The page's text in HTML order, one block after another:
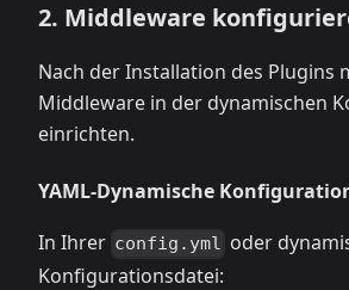
2. Middleware
Nach der Installation des Plugins
Middleware in der dynamischen
einrichten.
YAML-Dynamische
In Ihrer config.yml oder
Konfigurationsdatei: